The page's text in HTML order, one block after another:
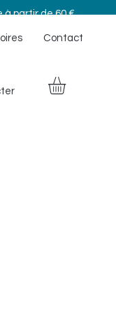
à partir de 60 €
Contact